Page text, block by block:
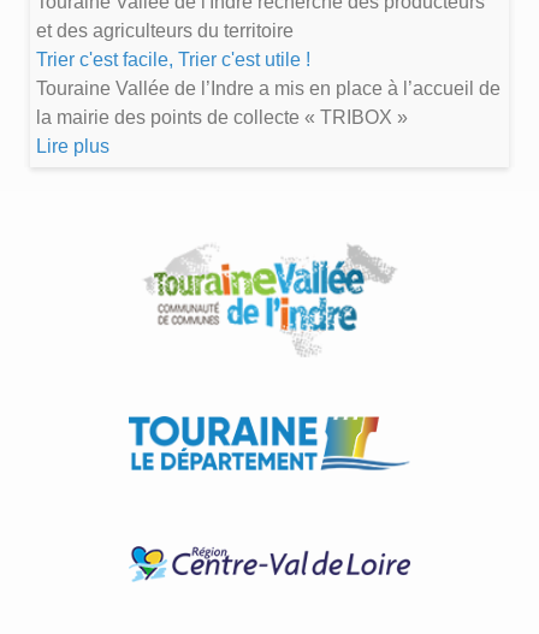
et des agriculteurs du territoire
Trier c'est facile, Trier c'est utile !
Touraine Vallée de l’Indre a mis en place à l’accueil de
la mairie des points de collecte « TRIBOX »
Lire plus